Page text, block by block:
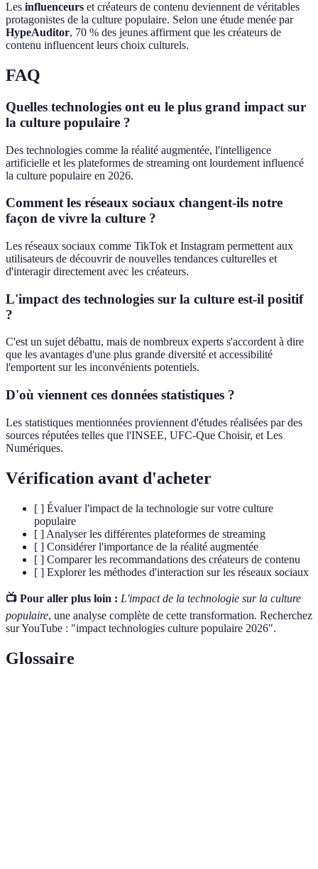
Les influenceurs et créateurs de contenu deviennent de véritables
protagonistes de la culture populaire. Selon une étude menée par
HypeAuditor, 70 % des jeunes affirment que les créateurs de
contenu influencent leurs choix culturels.
FAQ
Quelles technologies ont eu le plus grand impact sur
la culture populaire ?
Des technologies comme la réalité augmentée, l'intelligence
artificielle et les plateformes de streaming ont lourdement influencé
la culture populaire en 2026.
Comment les réseaux sociaux changent-ils notre
façon de vivre la culture ?
Les réseaux sociaux comme TikTok et Instagram permettent aux
utilisateurs de découvrir de nouvelles tendances culturelles et
d'interagir directement avec les créateurs.
L'impact des technologies sur la culture est-il positif
?
C'est un sujet débattu, mais de nombreux experts s'accordent à dire
que les avantages d'une plus grande diversité et accessibilité
l'emportent sur les inconvénients potentiels.
D'où viennent ces données statistiques ?
Les statistiques mentionnées proviennent d'études réalisées par des
sources réputées telles que l'INSEE, UFC-Que Choisir, et Les
Numériques.
Vérification avant d'acheter
[ ] Évaluer l'impact de la technologie sur votre culture
populaire
[ ] Analyser les différentes plateformes de streaming
[ ] Considérer l'importance de la réalité augmentée
[ ] Comparer les recommandations des créateurs de contenu
[ ] Explorer les méthodes d'interaction sur les réseaux sociaux
📺 Pour aller plus loin : L'impact de la technologie sur la culture
populaire, une analyse complète de cette transformation. Recherchez
sur YouTube : "impact technologies culture populaire 2026".
Glossaire